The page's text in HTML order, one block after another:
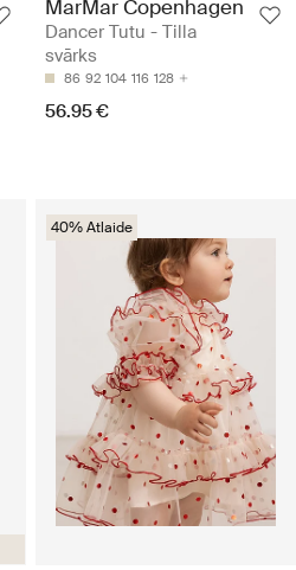
MarMar Copenhagen
Dancer Tutu - Tilla
svārks
86 92 104 116 128
56.95 €
40% Atlaide